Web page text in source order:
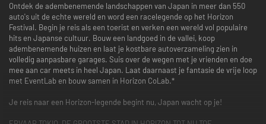
Ontdek de adembenemende landschappen van Japan in meer dan 550
auto's uit de echte wereld en word een racelegende op het Horizon
Festival. Begin je reis als een toerist en verken een wereld vol populaire
hits en Japanse cultuur. Bouw een landgoed in de vallei, koop
adembenemende huizen en laat je kostbare autoverzameling zien in
volledig aanpasbare garages. Suis over de wegen met je vrienden en doe
mee aan car meets in heel Japan. Laat daarnaast je fantasie de vrije loop
met EventLab en bouw samen in Horizon CoLab.*
Je reis naar een Horizon-legende begint nu, Japan wacht op je!